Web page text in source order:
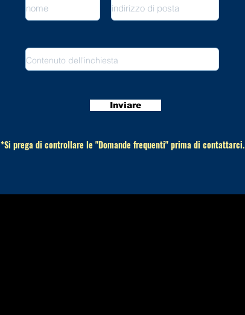
Inviare
*Si prega di controllare le "Domande frequenti" prima di contattarci.